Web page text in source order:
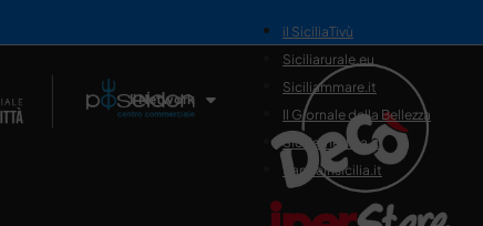
Il Network
il SiciliaTivù
Siciliarurale.eu
Siciliammare.it
Il Giornale della Bellezza
Siciliamedica.it
Sanitainsicilia.it